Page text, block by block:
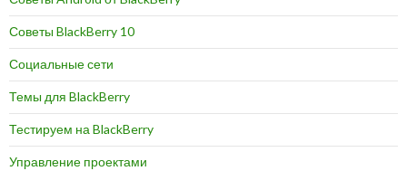
Советы BlackBerry 10
Социальные сети
Темы для BlackBerry
Тестируем на BlackBerry
Управление проектами